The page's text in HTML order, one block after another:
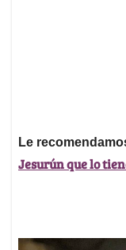
Le
Jesurún que lo